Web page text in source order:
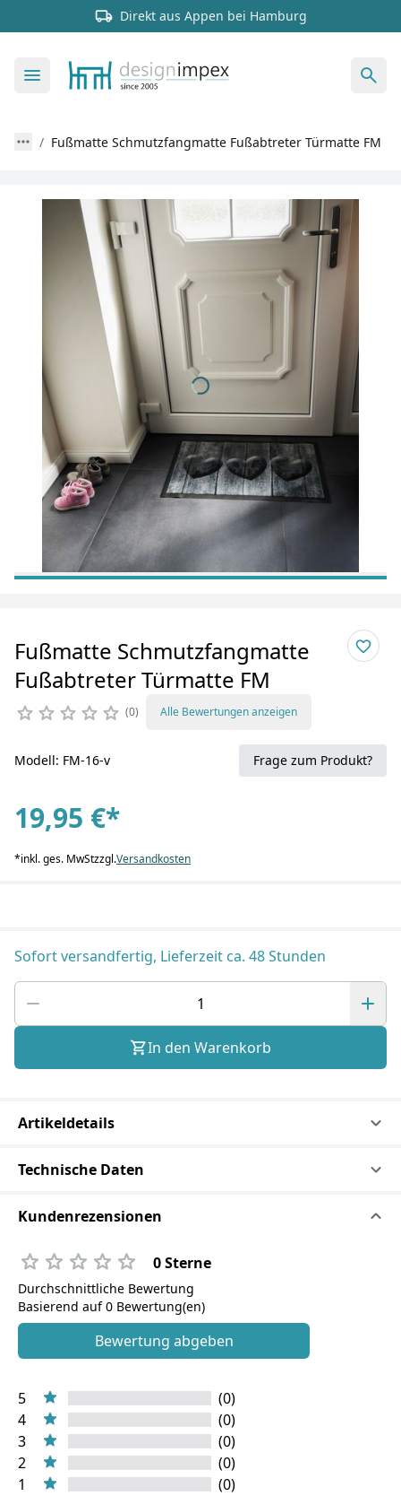
Direkt aus Appen bei Hamburg
Fußmatte Schmutzfangmatte Fußabtreter Türmatte FM
Fußmatte Schmutzfangmatte
Fußabtreter Türmatte FM
0 Alle Bewertungen anzeigen
Modell: FM-16-v Frage zum Produkt?
19,95 €*
*inkl. ges. MwStzzgl.Versandkosten
Sofort versandfertig, Lieferzeit ca. 48 Stunden
In den Warenkorb
Artikeldetails
Technische Daten
Kundenrezensionen
0 Sterne
Durchschnittliche Bewertung
Basierend auf 0 Bewertung(en)
Bewertung abgeben
5
(0)
4
(0)
3
(0)
2
(0)
1
(0)